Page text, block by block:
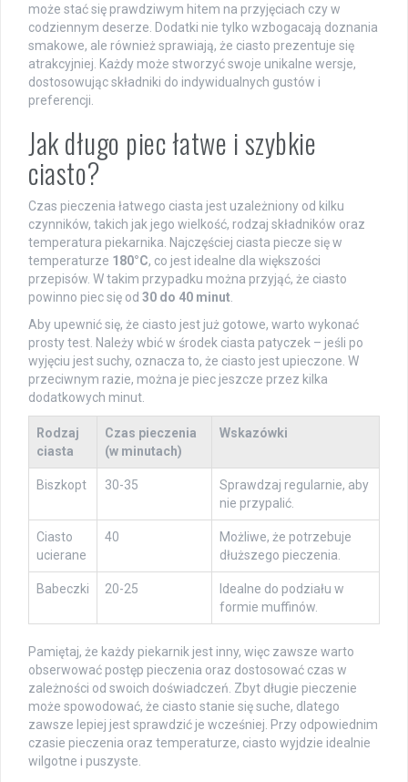
może stać się prawdziwym hitem na przyjęciach czy w
codziennym deserze. Dodatki nie tylko wzbogacają doznania
smakowe, ale również sprawiają, że ciasto prezentuje się
atrakcyjniej. Każdy może stworzyć swoje unikalne wersje,
dostosowując składniki do indywidualnych gustów i
preferencji.
Jak długo piec łatwe i szybkie
ciasto?
Czas pieczenia łatwego ciasta jest uzależniony od kilku
czynników, takich jak jego wielkość, rodzaj składników oraz
temperatura piekarnika. Najczęściej ciasta piecze się w
temperaturze 180°C, co jest idealne dla większości
przepisów. W takim przypadku można przyjąć, że ciasto
powinno piec się od 30 do 40 minut.
Aby upewnić się, że ciasto jest już gotowe, warto wykonać
prosty test. Należy wbić w środek ciasta patyczek – jeśli po
wyjęciu jest suchy, oznacza to, że ciasto jest upieczone. W
przeciwnym razie, można je piec jeszcze przez kilka
dodatkowych minut.
Rodzaj
ciasta
Czas pieczenia
(w minutach)
Wskazówki
Biszkopt 30-35
Sprawdzaj regularnie, aby
nie przypalić.
Ciasto
ucierane
40
Możliwe, że potrzebuje
dłuższego pieczenia.
Babeczki 20-25
Idealne do podziału w
formie muffinów.
Pamiętaj, że każdy piekarnik jest inny, więc zawsze warto
obserwować postęp pieczenia oraz dostosować czas w
zależności od swoich doświadczeń. Zbyt długie pieczenie
może spowodować, że ciasto stanie się suche, dlatego
zawsze lepiej jest sprawdzić je wcześniej. Przy odpowiednim
czasie pieczenia oraz temperaturze, ciasto wyjdzie idealnie
wilgotne i puszyste.